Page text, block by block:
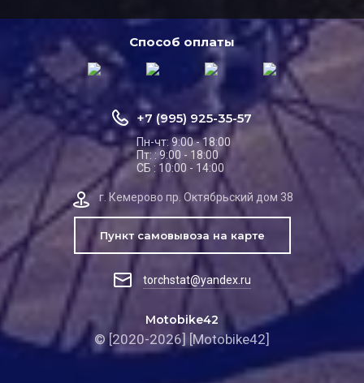
Способ оплаты
Motobike42
© [2020-2026] [Motobike42]
+7 (995) 925-35-57
Пн-чт: 9:00 - 18:00
Пт: : 9:00 - 18:00
СБ : 10:00 - 14:00
г. Кемерово пр. Октябрьский дом 38
Пункт самовывоза на карте
torchstat@yandex.ru